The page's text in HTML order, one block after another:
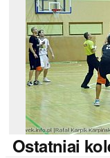
Ostatniai